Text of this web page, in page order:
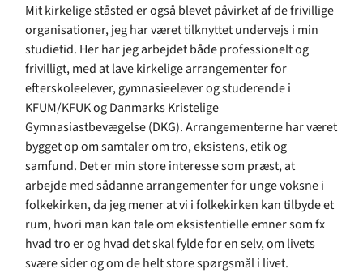
Mit kirkelige ståsted er også blevet påvirket af de frivillige
organisationer, jeg har været tilknyttet undervejs i min
studietid. Her har jeg arbejdet både professionelt og
frivilligt, med at lave kirkelige arrangementer for
efterskoleelever, gymnasieelever og studerende i
KFUM/KFUK og Danmarks Kristelige
Gymnasiastbevægelse (DKG). Arrangementerne har været
bygget op om samtaler om tro, eksistens, etik og
samfund. Det er min store interesse som præst, at
arbejde med sådanne arrangementer for unge voksne i
folkekirken, da jeg mener at vi i folkekirken kan tilbyde et
rum, hvori man kan tale om eksistentielle emner som fx
hvad tro er og hvad det skal fylde for en selv, om livets
svære sider og om de helt store spørgsmål i livet.